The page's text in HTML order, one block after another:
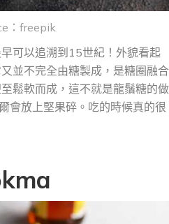
：freepik
早可以追溯到15世紀！外貌看起
又並不完全由糖製成，是糖圈融合
鬆軟而成，這不就是龍鬚糖的做
會放上堅果碎。 吃的時候真的很